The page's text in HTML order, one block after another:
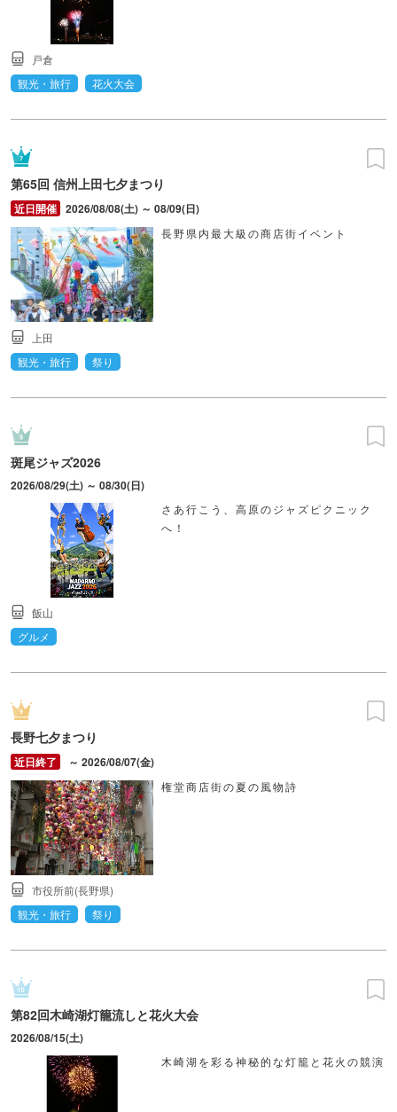
戸倉
観光・旅行
花火大会
第65回 信州上田七夕まつり
2026/08/08(土) ～ 08/09(日)
長野県内最大級の商店街イベント
上田
観光・旅行
祭り
斑尾ジャズ2026
2026/08/29(土) ～ 08/30(日)
さあ行こう、高原のジャズピクニック
へ！
飯山
グルメ
長野七夕まつり
～ 2026/08/07(金)
権堂商店街の夏の風物詩
市役所前(長野県)
観光・旅行
祭り
第82回木崎湖灯籠流しと花火大会
2026/08/15(土)
木崎湖を彩る神秘的な灯籠と花火の競演